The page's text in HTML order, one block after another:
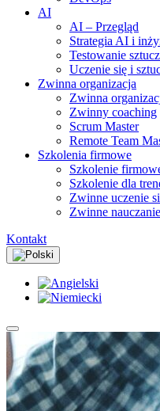
AI
AI – Przegląd
Strategia AI i
Testowanie
Uczenie się i
Zwinna organizacja
Zwinna
Zwinny coaching
Scrum Master
Remote Team
Szkolenia firmowe
Szkolenie
Szkolenie dla
Zwinne uczenie
Zwinne nauczanie
Kontakt